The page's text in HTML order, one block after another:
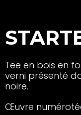
Tee en bois en
verni présenté
noire.
Œuvre